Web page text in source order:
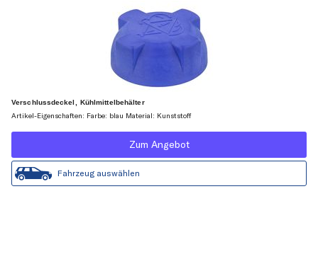
Verschlussdeckel, Kühlmittelbehälter
Artikel-Eigenschaften: Farbe: blau Material: Kunststoff
Zum Angebot
Fahrzeug auswählen